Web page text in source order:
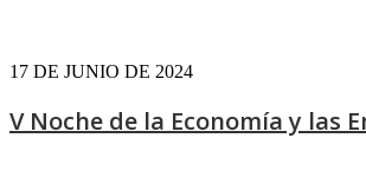
17 DE JUNIO DE 2024
V Noche de la Economía y las